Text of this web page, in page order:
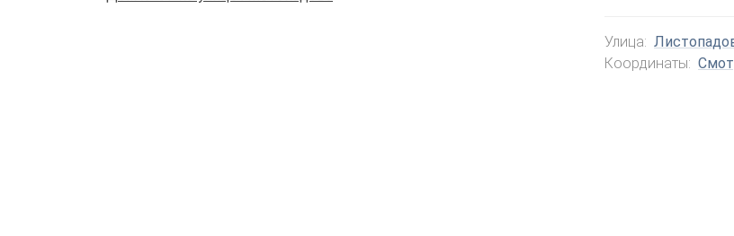
Улица:
Координаты: